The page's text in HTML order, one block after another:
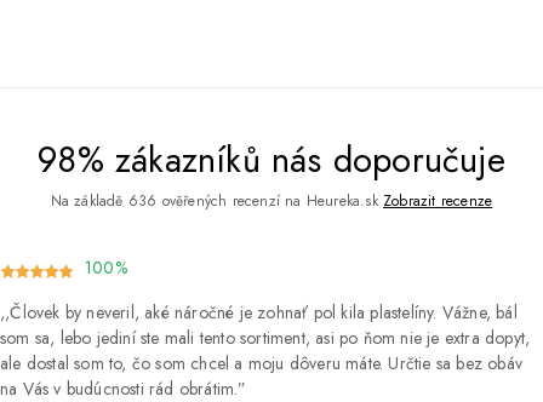
98% zákazníků nás doporučuje
Na základě 636 ověřených recenzí na Heureka.sk Zobrazit recenze
100%
Človek by neveril, aké náročné je zohnať pol kila plastelíny. Vážne, bál
som sa, lebo jediní ste mali tento sortiment, asi po ňom nie je extra dopyt,
ale dostal som to, čo som chcel a moju dôveru máte. Určtie sa bez obáv
na Vás v budúcnosti rád obrátim.